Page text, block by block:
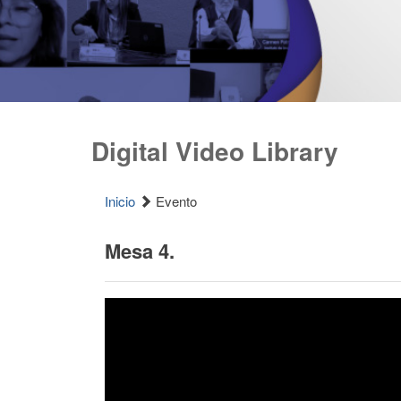
Digital Video Library
Inicio Evento
Mesa 4.